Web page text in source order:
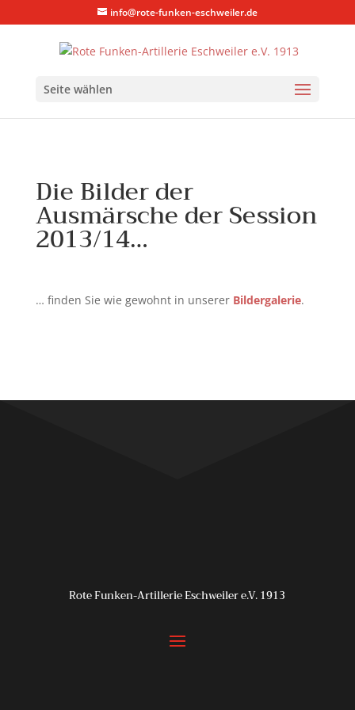
info@rote-funken-eschweiler.de
Seite wählen
Die Bilder der
Ausmärsche der Session
2013/14…
… finden Sie wie gewohnt in unserer Bildergalerie.
Rote Funken-Artillerie Eschweiler e.V. 1913